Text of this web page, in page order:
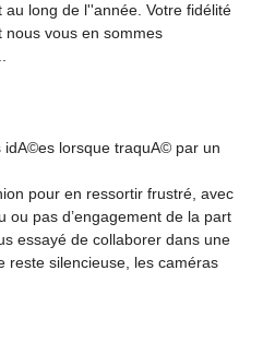
long de l''année. Votre fidélité
vous en sommes
lorsque traquA© par un
pour en ressortir frustré, avec
ou pas d’engagement de la part
essayé de collaborer dans une
reste silencieuse, les caméras